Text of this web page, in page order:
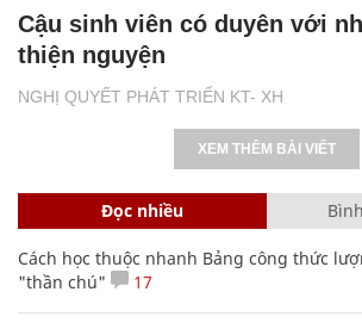
NGHỊ QUYẾT PHÁT TRIỂN KT- XH
Cậu sinh viên có duyên với
thiện nguyện
XEM THÊM BÀI VIẾT
Đọc nhiều
Cách học thuộc nhanh Bảng công thức
"thần chú"
17